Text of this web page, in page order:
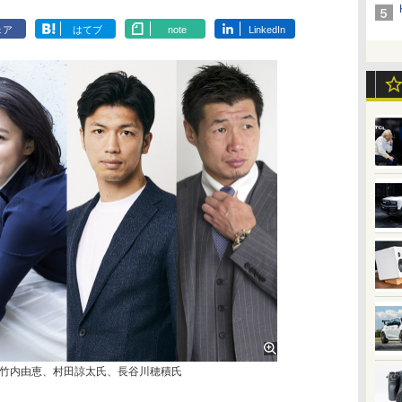
ア はてブ note LinkedIn
内由恵、村田諒太氏、長谷川穂積氏